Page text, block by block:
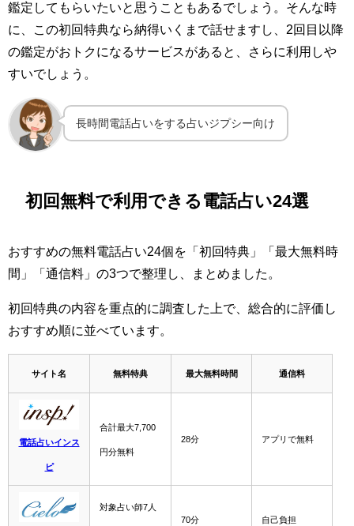
鑑定してもらいたいと思うこともあるでしょう。そんな時
に、この初回特典なら納得いくまで話せますし、2回目以降
の鑑定がおトクになるサービスがあると、さらに利用しや
すいでしょう。
長時間電話占いをする占いジプシー向け
初回無料で利用できる電話占い24選
おすすめの無料電話占い24個を「初回特典」「最大無料時
間」「通信料」の3つで整理し、まとめました。
初回特典の内容を重点的に調査した上で、総合的に評価し
おすすめ順に並べています。
サイト名 無料特典 最大無料時間 通信料
電話占いインス
ピ
合計最大7,700
円分無料
28分 アプリで無料
対象占い師7人
70分 自己負担